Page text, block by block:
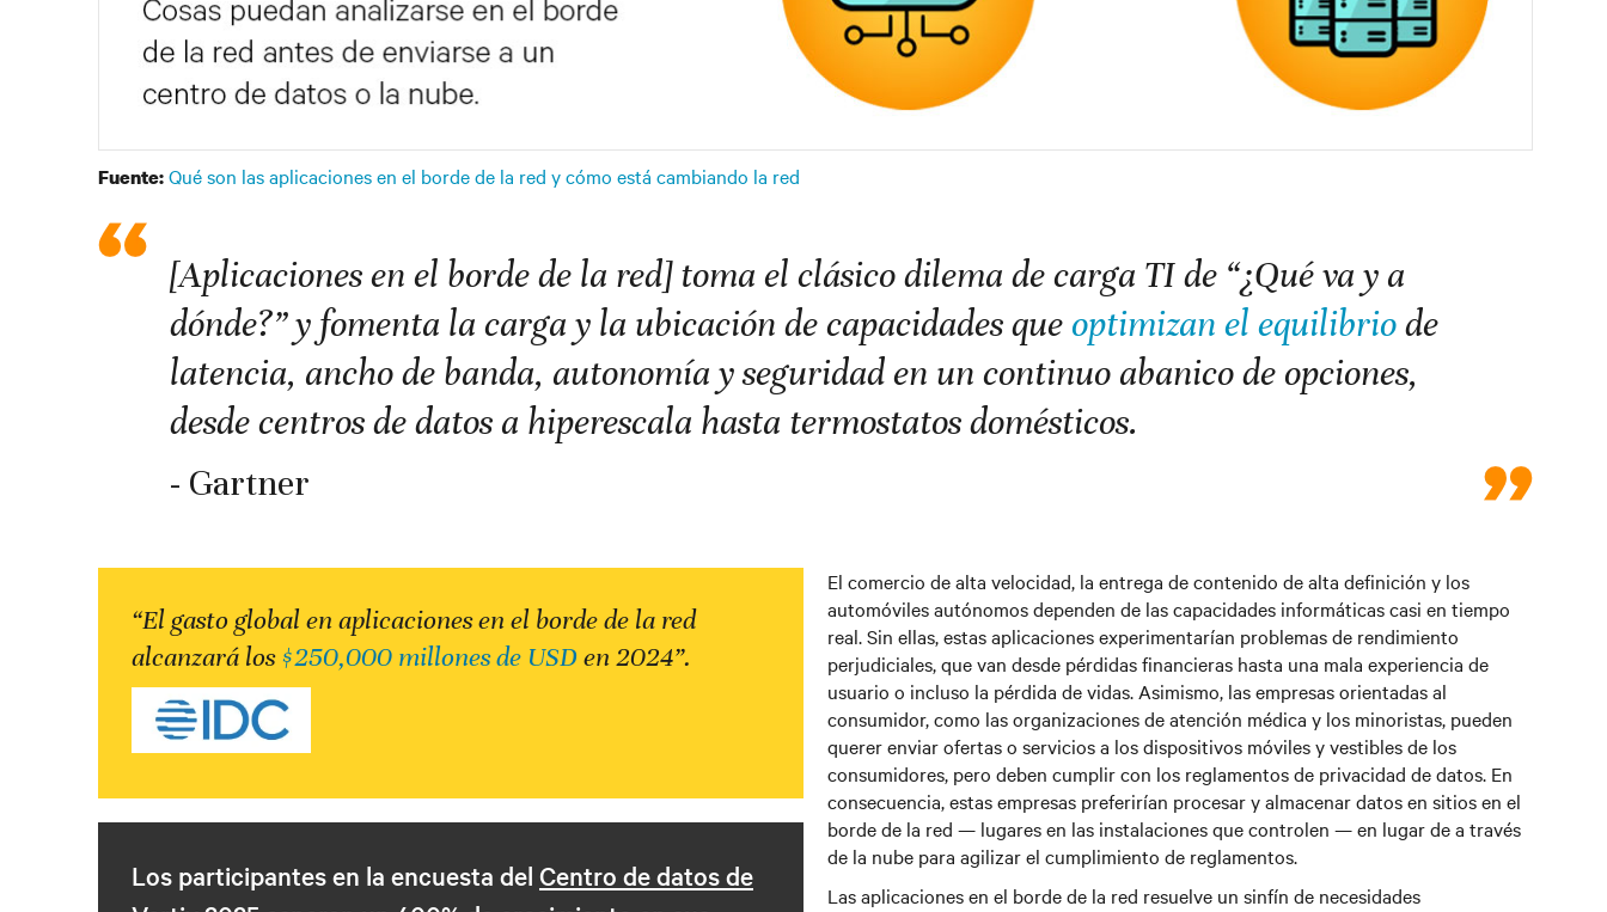
Fuente:Qué son las aplicaciones en el borde de la red y cómo está cambiando la red
[Aplicaciones en el borde de la red] toma el clásico dilema de carga TI de “¿Qué va y a
dónde?” y fomenta la carga y la ubicación de capacidades que optimizan el equilibriode
latencia, ancho de banda, autonomía y seguridad en un continuo abanico de opciones,
desde centros de datos a hiperescala hasta termostatos domésticos.
- Gartner
“El gasto global en aplicaciones en el borde de la red
alcanzará los$250,000 millones de USD en 2024”.
Los participantes en la encuesta del Centro de datos de
El comercio de alta velocidad, la entrega de contenido de alta definición y los
automóviles autónomos dependen de las capacidades informáticas casi en tiempo
real. Sin ellas, estas aplicaciones experimentarían problemas de rendimiento
perjudiciales, que van desde pérdidas financieras hasta una mala experiencia de
usuario o incluso la pérdida de vidas. Asimismo, las empresas orientadas al
consumidor, como las organizaciones de atención médica y los minoristas, pueden
querer enviar ofertas o servicios a los dispositivos móviles y vestibles de los
consumidores, pero deben cumplir con los reglamentos de privacidad de datos. En
consecuencia, estas empresas preferirían procesar y almacenar datos en sitios en el
borde de la red — lugares en las instalaciones que controlen — en lugar de a través
de la nube para agilizar el cumplimiento de reglamentos.
Las aplicaciones en el borde de la red resuelve un sinfín de necesidades